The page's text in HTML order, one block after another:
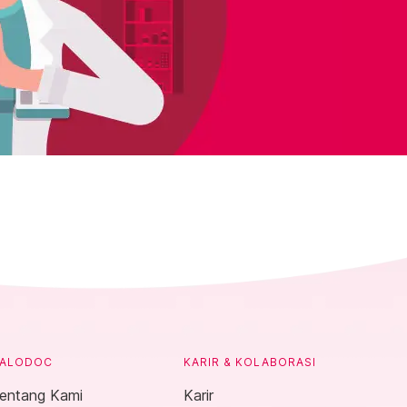
Kami
KARIR & KOLABORASI
Karir